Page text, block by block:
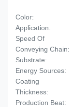
Color:
Application:
Speed Of
Conveying Chain:
Substrate:
Energy Sources:
Coating
Thickness:
Production Beat: